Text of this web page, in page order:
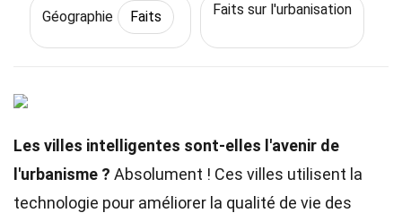
Géographie Faits Faits sur l'urbanisation
Les villes intelligentes sont-elles l'avenir de
l'urbanisme ? Absolument ! Ces villes utilisent la
technologie pour améliorer la qualité de vie des